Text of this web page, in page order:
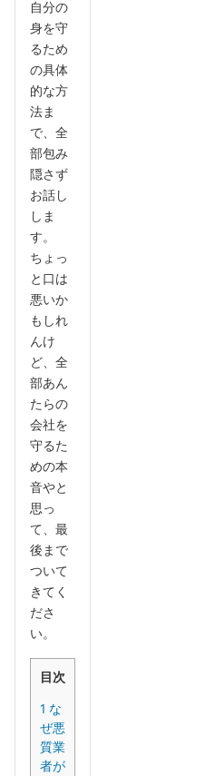
自分の
身を守
るため
の具体
的な方
法ま
で、全
部包み
隠さず
お話し
しま
す。
ちょっ
と口は
悪いか
もしれ
んけ
ど、全
部あん
たらの
会社を
守るた
めの本
音やと
思っ
て、最
後まで
ついて
きてく
ださ
い。
目次
1 な
ぜ悪
質業
者が